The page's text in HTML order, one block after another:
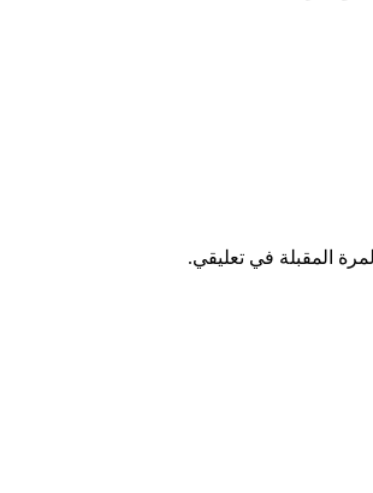
المقبلة في تعليقي.